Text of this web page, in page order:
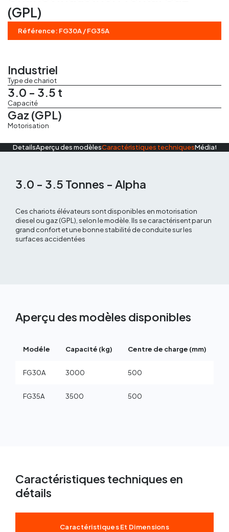
Régles vibrantes
Marteau Piqueur
(GPL)
Référence: FG30A / FG35A
Industriel
Type de chariot
3.0 - 3.5 t
Capacité
Gaz (GPL)
Motorisation
DetailsAperçu des modèlesCaractéristiques techniques
3.0 - 3.5 Tonnes - Alpha
Ces chariots élévateurs sont disponibles en motorisation
diesel ou gaz (GPL), selon le modèle. Ils se caractérisent par un
grand confort et une bonne stabilité de conduite sur les
surfaces accidentées
Aperçu des modèles disponibles
Modéle Capacité (kg) Centre de charge (mm)
FG30A 3000 500
FG35A 3500 500
Caractéristiques techniques en
détails
Caractéristiques Et Dimensions